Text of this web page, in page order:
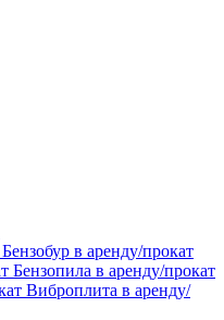
Бензобур в аренду/прокат
Бензопила в аренду/прокат
Виброплита в аренду/